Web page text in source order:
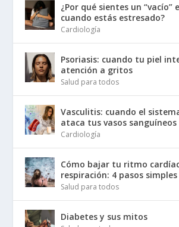
¿Por qué sientes un “vacío”
cuando estás estresado?
Cardiología
Psoriasis: cuando tu piel
atención a gritos
Salud para todos
Vasculitis: cuando el
ataca tus vasos sanguíneos
Cardiología
Cómo bajar tu ritmo
respiración: 4 pasos
Salud para todos
Diabetes y sus mitos